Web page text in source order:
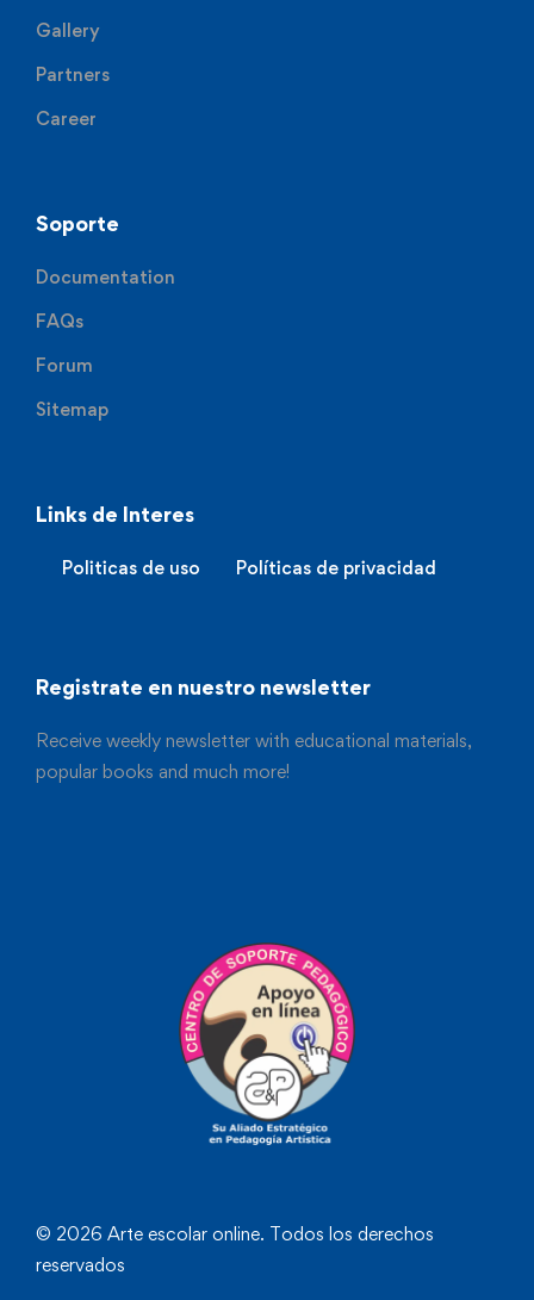
Gallery
Partners
Career
Soporte
Documentation
FAQs
Forum
Sitemap
Links de Interes
Politicas de uso Políticas de privacidad
Registrate en nuestro newsletter
Receive weekly newsletter with educational materials,
popular books and much more!
© 2026 Arte escolar online. Todos los derechos
reservados